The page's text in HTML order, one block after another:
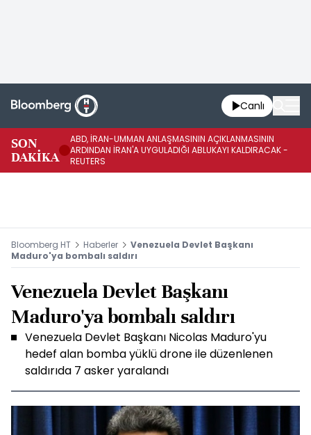
Canlı
SON
DAKİKA
ABD, İRAN-UMMAN ANLAŞMASININ AÇIKLANMASININ
ARDINDAN İRAN'A UYGULADIĞI ABLUKAYI KALDIRACAK -
REUTERS
Bloomberg HT Haberler
Venezuela Devlet Başkanı
Maduro'ya bombalı saldırı
Venezuela Devlet Başkanı
Maduro'ya bombalı saldırı
Venezuela Devlet Başkanı Nicolas Maduro'yu
hedef alan bomba yüklü drone ile düzenlenen
saldırıda 7 asker yaralandı